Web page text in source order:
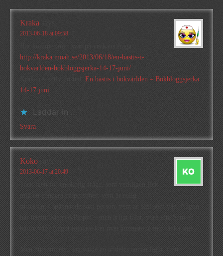
Kraka
2013-06-18 at 09:58
Här kommer mitt svar på veckans fråga:
http://kraka.moah.se/2013/06/18/en-bastis-i-
bokvarlden-bokbloggsjerka-14-17-juni/
En bästis i bokvärlden – Bokbloggsjerka
14-17 juni
Laddar in …
Svara
Koko
2013-06-17 at 20:49
Tack igen för en skojig fråga, som verkligen fick
mig att fundera på personer: vem är rolig /
intressant / spännande som person, vem är bäst som vän. Någon
har nämnt Merry&Pippin – men ärligt talat, vore inte Sam en